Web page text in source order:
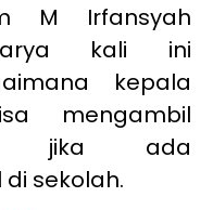
M Irfansyah
kali ini
kepala
mengambil
jika ada
sekolah.